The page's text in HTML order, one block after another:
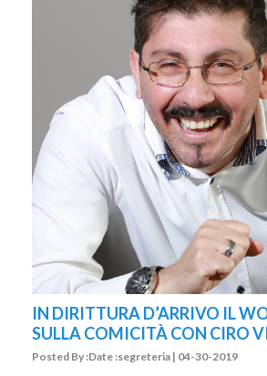
IN DIRITTURA D’ARRIVO IL
SULLA COMICITÀ CON CIRO
Posted By :Date :segreteria | 04-30-2019